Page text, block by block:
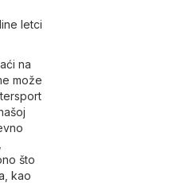
letci
na
može
što
, kao